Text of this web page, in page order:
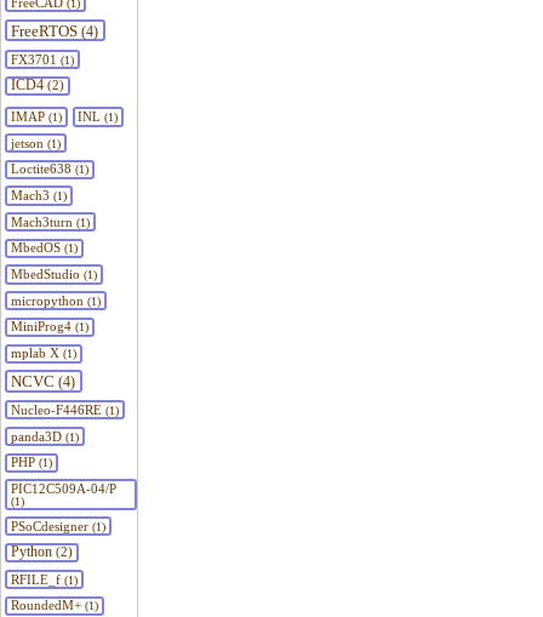
(1)
FreeRTOS (4)
FX3701 (1)
ICD4 (2)
IMAP(1) INL (1)
jetson (1)
Loctite638 (1)
Mach3 (1)
Mach3turn (1)
MbedOS(1)
MbedStudio (1)
micropython (1)
MiniProg4(1)
mplab X(1)
NCVC (4)
Nucleo-F446RE(1)
panda3D(1)
PHP(1)
PIC12C509A-04/P
(1)
PSoCdesigner(1)
Python (2)
RFILE_f(1)
RoundedM+(1)